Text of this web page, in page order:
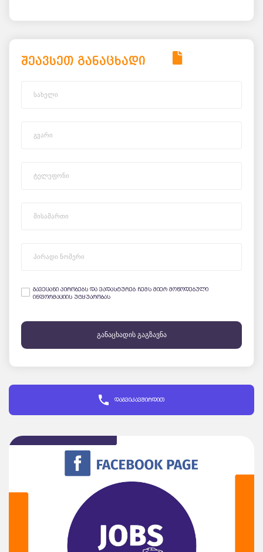
შეავსეთ განაცხადი
გავეცანი პირობებს და ვადასტურებ ჩემს მიერ მოწოდებული
ინფორმაციის უტყუარობას
განაცხადის გაგზავნა
დაგვიკავშირდით